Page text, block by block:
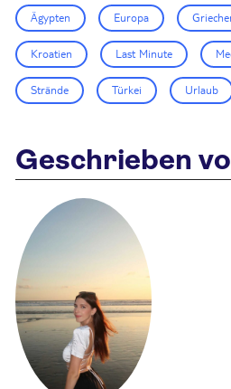
Ägypten Europa
Kroatien Last Minute
Strände Türkei Urlaub
Geschrieben